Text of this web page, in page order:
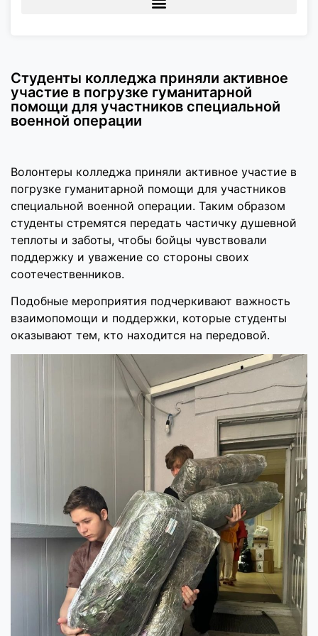
Студенты колледжа приняли активное
участие в погрузке гуманитарной
помощи для участников специальной
военной операции
Волонтеры колледжа приняли активное участие в
погрузке гуманитарной помощи для участников
специальной военной операции. Таким образом
студенты стремятся передать частичку душевной
теплоты и заботы, чтобы бойцы чувствовали
поддержку и уважение со стороны своих
соотечественников.
Подобные мероприятия подчеркивают важность
взаимопомощи и поддержки, которые студенты
оказывают тем, кто находится на передовой.